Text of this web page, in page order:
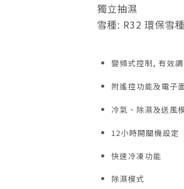
獨立抽濕
雪種: R32 環保雪
變頻式控制, 有效
附遙控功能及電子
冷氣、除濕及送風
12小時開關機設定
快速冷凍功能
除濕模式